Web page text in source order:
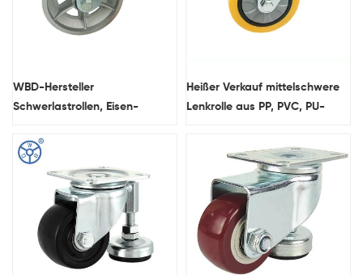
WBD-Hersteller
Schwerlastrollen, Eisen-
Doppelkugellauf-
Schwenkkopf-Schwerlastrolle
Heißer Verkauf mittelschwere
Lenkrolle aus PP, PVC, PU-
Doppelkugellagerrolle